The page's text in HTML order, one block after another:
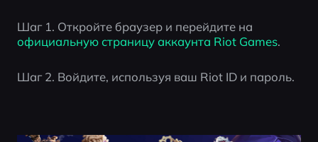
Шаг 1. Откройте браузер и перейдите на
официальную страницу аккаунта Riot Games.
Шаг 2. Войдите, используя ваш Riot ID и пароль.